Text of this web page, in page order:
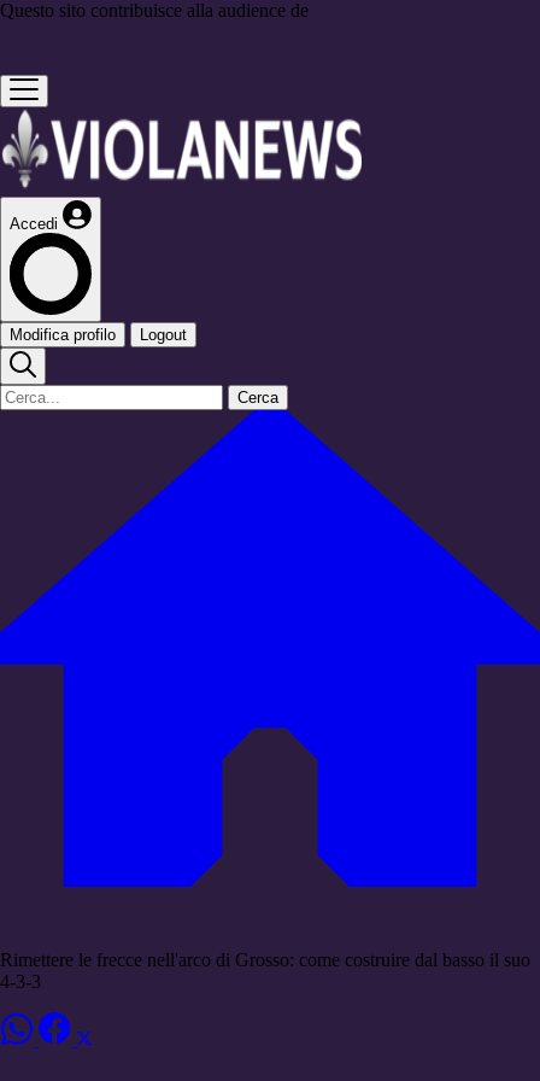
Questo sito contribuisce alla audience de
Accedi
Modifica profilo Logout
Cerca
Rimettere le frecce nell'arco di Grosso: come costruire dal basso il suo
4-3-3